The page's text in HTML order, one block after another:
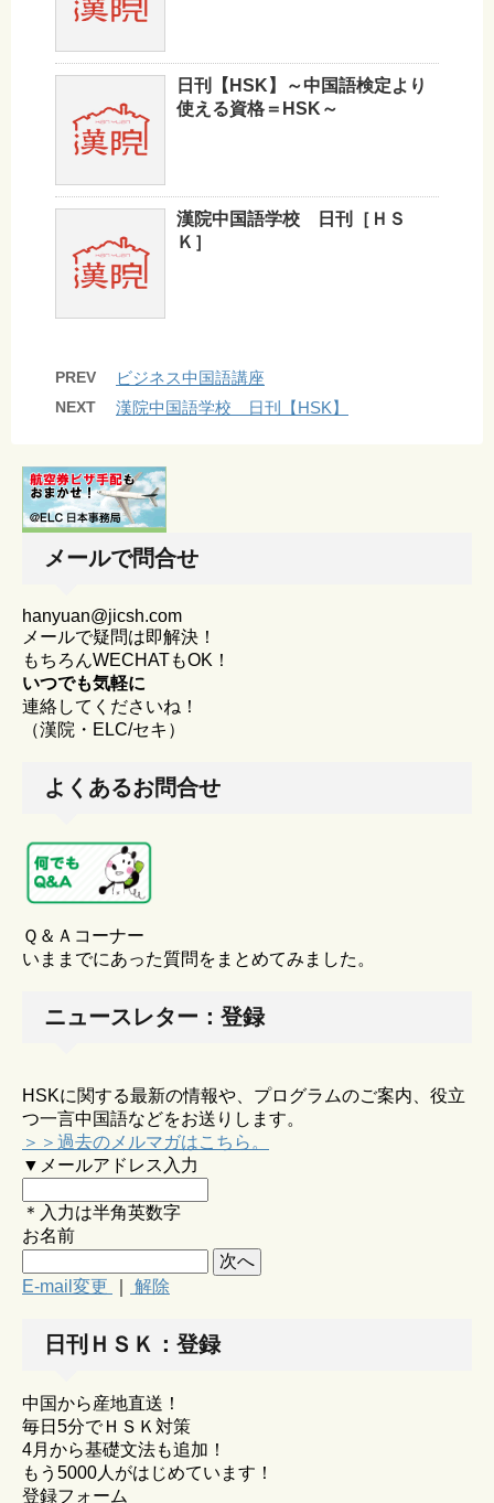
日刊【HSK】～中国語検定より
使える資格＝HSK～
漢院中国語学校 日刊［ＨＳ
Ｋ］
PREV ビジネス中国語講座
NEXT 漢院中国語学校 日刊【HSK】
メールで問合せ
hanyuan@jicsh.com
メールで疑問は即解決！
もちろんWECHATもOK！
いつでも気軽に
連絡してくださいね！
（漢院・ELC/セキ）
よくあるお問合せ
Ｑ＆Ａコーナー
いままでにあった質問をまとめてみました。
ニュースレター：登録
HSKに関する最新の情報や、プログラムのご案内、役立
つ一言中国語などをお送りします。
＞＞過去のメルマガはこちら。
▼メールアドレス入力
＊入力は半角英数字
お名前
E-mail変更 解除
日刊ＨＳＫ：登録
中国から産地直送！
毎日5分でＨＳＫ対策
4月から基礎文法も追加！
もう5000人がはじめています！
登録フォーム